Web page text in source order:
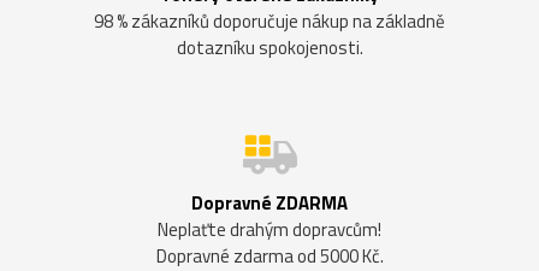
98 % zákazníků doporučuje nákup na základně
dotazníku spokojenosti.
Dopravné ZDARMA
Neplaťte drahým dopravcům!
Dopravné zdarma od 5000 Kč.